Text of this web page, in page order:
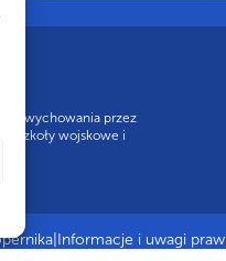
wychowania przez
szkoły wojskowe i
Informacje i uwagi